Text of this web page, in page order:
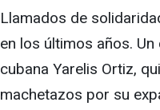
Llamados de
en los últimos años.
cubana Yarelis Ortiz,
machetazos por su